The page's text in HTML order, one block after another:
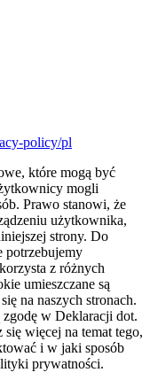
policy/pl
które mogą być
mogli
Prawo stanowi, że
użytkownika,
strony. Do
potrzebujemy
z różnych
umieszczane są
na naszych stronach.
w Deklaracji dot.
więcej na temat tego,
i w jaki sposób
prywatności.